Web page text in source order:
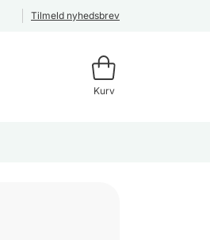
Tilmeld nyhedsbrev
Kurv